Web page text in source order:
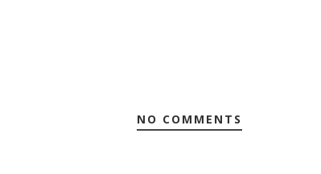
NO COMMENTS